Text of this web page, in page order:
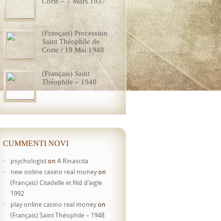
(Français) Procession
Saint Théophile de
Corte / 19 Mai 1948
(Français) Saint
Théophile – 1948
CUMMENTI NOVI
psychologiston A Rinascita
new online casino real moneyon
(Français) Citadelle et Nid d’aigle
1992
play online casino real moneyon
(Français) Saint Théophile – 1948